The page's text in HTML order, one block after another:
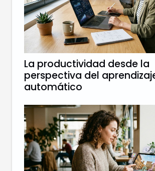
La productividad desde la
perspectiva del
automático